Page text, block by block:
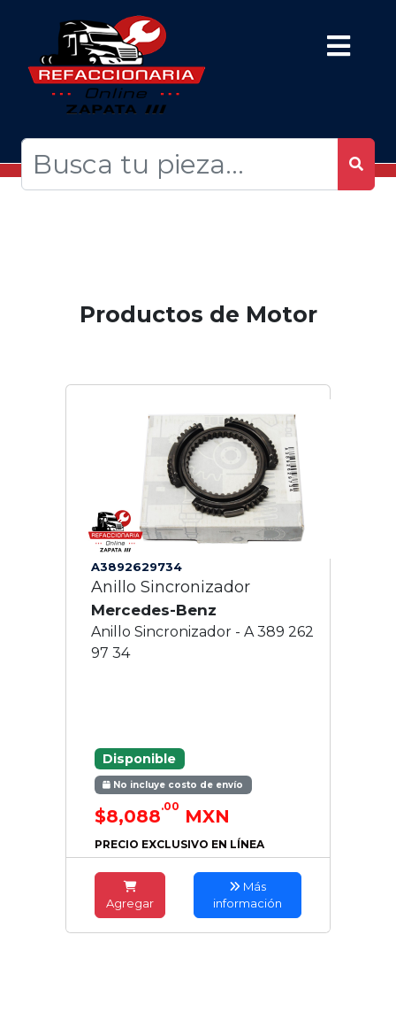
Productos de Motor
A3892629734
Anillo Sincronizador
Mercedes-Benz
Anillo Sincronizador - A 389 262
97 34
Disponible
No incluye costo de envío
$8,088.00 MXN
PRECIO EXCLUSIVO EN LÍNEA
Agregar
Más
información